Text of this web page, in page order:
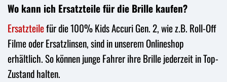
Wo kann ich Ersatzteile für die Brille kaufen?
Ersatzteilefür die 100% Kids Accuri Gen. 2, wie z.B. Roll-Off
Filme oder Ersatzlinsen, sind in unserem Onlineshop
erhältlich. So können junge Fahrer ihre Brille jederzeit in Top-
Zustand halten.